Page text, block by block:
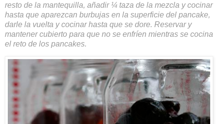
resto de la mantequilla, añadir ¼ taza de la mezcla y cocinar
hasta que aparezcan burbujas en la superficie del pancake,
darle la vuelta y cocinar hasta que se dore. Reservar y
mantener cubierto para que no se enfríen mientras se cocina
el reto de los pancakes.